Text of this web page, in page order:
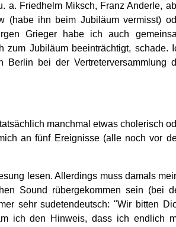
a. Friedhelm Miksch, Franz Anderle,
(habe ihn beim Jubiläum vermisst)
Grieger habe ich auch
zum Jubiläum beeinträchtigt, schade.
bei der Vertreterversammlung
manchmal etwas cholerisch
an fünf Ereignisse (alle noch vor
lesen. Allerdings muss damals
Sound rübergekommen sein (bei
sehr sudetendeutsch: "Wir bitten
ich den Hinweis, dass ich endlich